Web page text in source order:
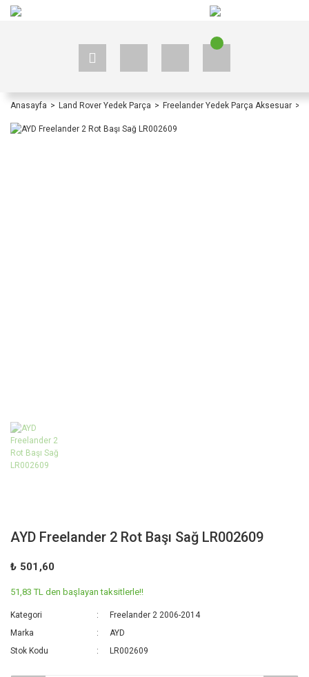
Anasayfa Land Rover Yedek Parça Freelander Yedek Parça Aksesuar
AYD Freelander 2 Rot Başı Sağ LR002609
₺ 501,60
51,83 TL den başlayan taksitlerle!!
Kategori
Freelander 2 2006-2014
Marka
AYD
Stok Kodu
LR002609